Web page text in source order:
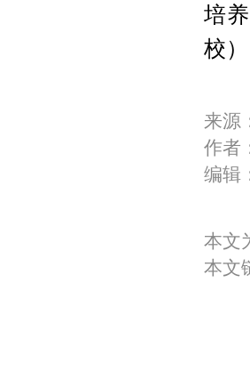
培
校）
来源
作者
编辑
本文
本文